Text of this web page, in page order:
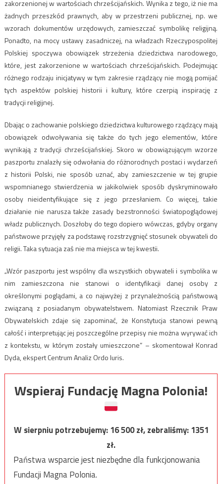
zakorzenionej w wartościach chrześcijańskich. Wynika z tego, iż nie ma
żadnych przeszkód prawnych, aby w przestrzeni publicznej, np. we
wzorach dokumentów urzędowych, zamieszczać symbolikę religijną.
Ponadto, na mocy ustawy zasadniczej, na władzach Rzeczypospolitej
Polskiej spoczywa obowiązek strzeżenia dziedzictwa narodowego,
które, jest zakorzenione w wartościach chrześcijańskich. Podejmując
różnego rodzaju inicjatywy w tym zakresie rządzący nie mogą pomijać
tych aspektów polskiej historii i kultury, które czerpią inspirację z
tradycji religijnej.
Dbając o zachowanie polskiego dziedzictwa kulturowego rządzący mają
obowiązek odwoływania się także do tych jego elementów, które
wynikają z tradycji chrześcijańskiej. Skoro w obowiązującym wzorze
paszportu znalazły się odwołania do różnorodnych postaci i wydarzeń
z historii Polski, nie sposób uznać, aby zamieszczenie w tej grupie
wspomnianego stwierdzenia w jakikolwiek sposób dyskryminowało
osoby nieidentyfikujące się z jego przesłaniem. Co więcej, takie
działanie nie narusza także zasady bezstronności światopoglądowej
władz publicznych. Doszłoby do tego dopiero wówczas, gdyby organy
państwowe przyjęły za podstawę rozstrzygnięć stosunek obywateli do
religii. Taka sytuacja zaś nie ma miejsca w tej kwestii.
„Wzór paszportu jest wspólny dla wszystkich obywateli i symbolika w
nim zamieszczona nie stanowi o identyfikacji danej osoby z
określonymi poglądami, a co najwyżej z przynależnością państwową
związaną z posiadanym obywatelstwem. Natomiast Rzecznik Praw
Obywatelskich zdaje się zapominać, że Konstytucja stanowi pewną
całość i interpretując jej poszczególne przepisy nie można wyrywać ich
z kontekstu, w którym zostały umieszczone” – skomentował Konrad
Dyda, ekspert Centrum Analiz Ordo Iuris.
Wspieraj Fundację Magna Polonia!
W sierpniu potrzebujemy:16 500zł, zebraliśmy:1351
zł.
Państwa wsparcie jest niezbędne dla funkcjonowania
Fundacji Magna Polonia.